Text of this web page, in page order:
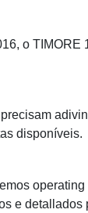
o TIMORE
disponíveis.
e detallados